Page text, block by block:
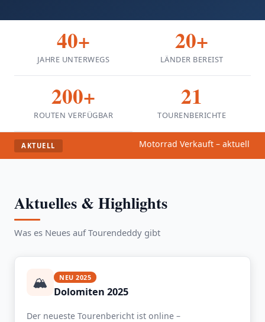
40+
JAHRE UNTERWEGS
20+
LÄNDER BEREIST
200+
ROUTEN VERFÜGBAR
21
TOURENBERICHTE
AKTUELL Motorrad Verkauft – aktuell
Aktuelles & Highlights
Was es Neues auf Tourendeddy gibt
🏔️ NEU 2025
Dolomiten 2025
Der neueste Tourenbericht ist online –